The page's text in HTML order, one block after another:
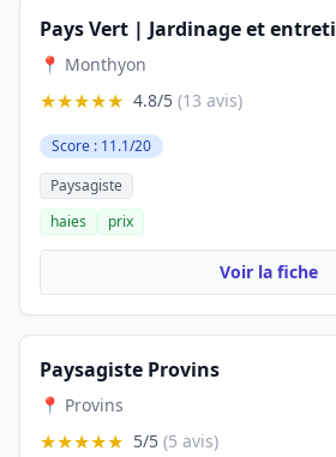
📍 Monthyon
★★★★★ 4.8/5 (13 avis)
Score : 11.1/20
Paysagiste
haies
prix
Voir la fiche
Paysagiste Provins
📍 Provins
★★★★★ 5/5 (5 avis)